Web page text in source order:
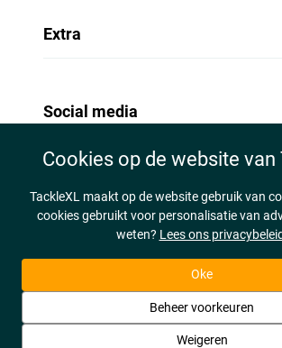
Extra
Social media
Cookies op de website van
TackleXL maakt op de website gebruik van
cookies gebruikt voor personalisatie van
weten? Lees ons
Oke
Beheer voorkeuren
Weigeren